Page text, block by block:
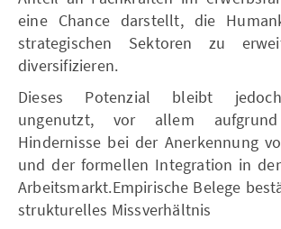
eine Chance darstellt, die
strategischen Sektoren zu
diversifizieren.
Dieses Potenzial bleibt
ungenutzt, vor allem aufgrund
Hindernisse bei der Anerkennung
und der formellen Integration in
Arbeitsmarkt.Empirische Belege
strukturelles Missverhältnis